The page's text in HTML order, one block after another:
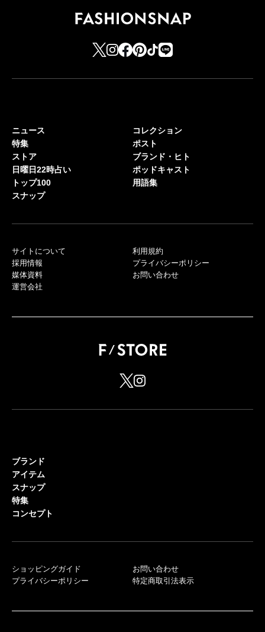
ニュース
特集
ストア
日曜日22時占い
トップ100
スナップ
コレクション
ポスト
ブランド・ヒト
ポッドキャスト
用語集
サイトについて
採用情報
媒体資料
運営会社
利用規約
プライバシーポリシー
お問い合わせ
ブランド
アイテム
スナップ
特集
コンセプト
ショッピングガイド
プライバシーポリシー
お問い合わせ
特定商取引法表示